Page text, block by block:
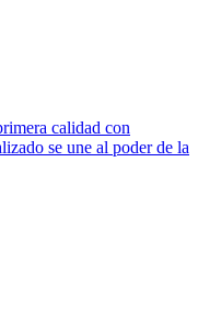
calidad con
se une al poder de la